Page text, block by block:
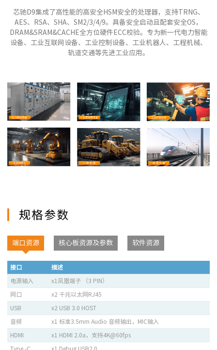
芯驰D9集成了高性能的高安全HSM安全的处理器，支持TRNG、
AES、RSA、SHA、SM2/3/4/9。具备安全启动且配套安全OS，
DRAM&SRAM&CACHE全方位硬件ECC校验。专为新一代电力智能
设备、工业互联网设备、工业控制设备、工业机器人、工程机械、
轨道交通等先进工业应用。
规格参数
端口资源 核心板资源及参数 软件资源
接口 描述
电源输入 x1凤凰端子 （3 PIN）
网口 x2 千兆以太网RJ45
USB x2 USB 3.0 HOST
音频 x1 标准3.5mm Audio 音频输出，MIC输入
HDMI x1 HDMI 2.0a，支持4K@60fps
Type -C x1 Debug USB2.0